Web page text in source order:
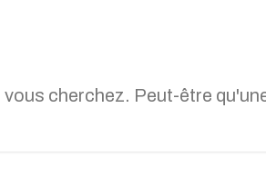
cherchez. Peut-être